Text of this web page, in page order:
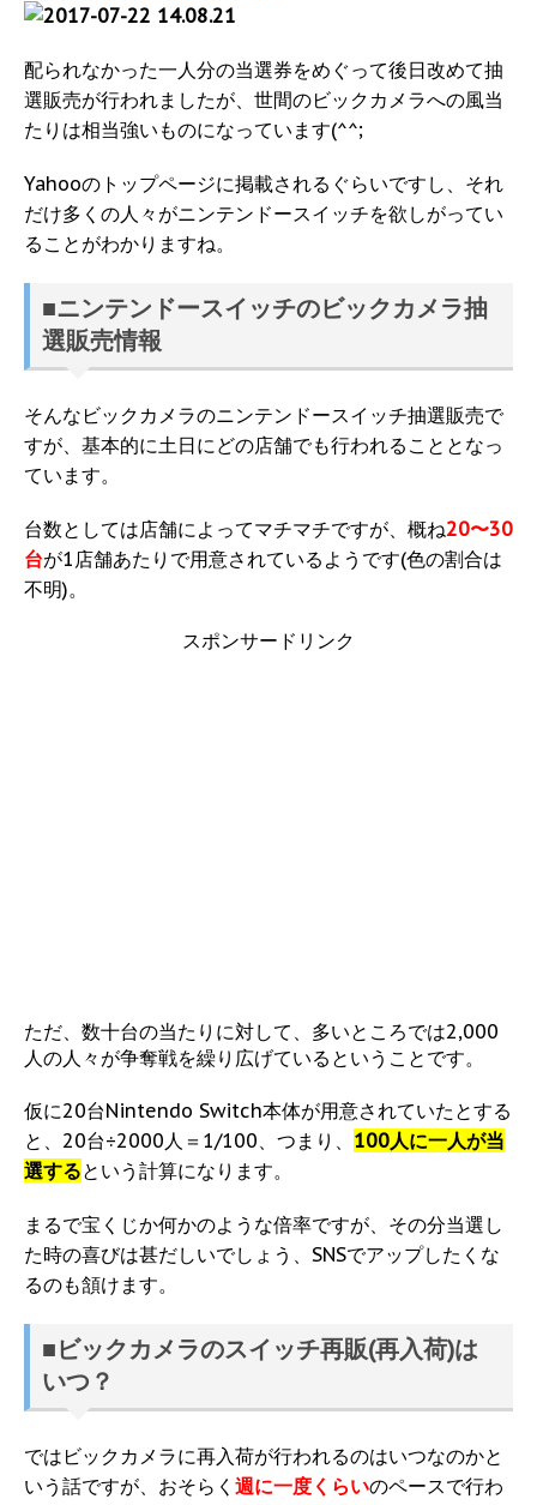
配られなかった一人分の当選券をめぐって後日改めて抽
選販売が行われましたが、世間のビックカメラへの風当
たりは相当強いものになっています(^^;
Yahooのトップページに掲載されるぐらいですし、それ
だけ多くの人々がニンテンドースイッチを欲しがってい
ることがわかりますね。
■ニンテンドースイッチのビックカメラ抽
選販売情報
そんなビックカメラのニンテンドースイッチ抽選販売で
すが、基本的に土日にどの店舗でも行われることとなっ
ています。
台数としては店舗によってマチマチですが、概ね20〜30
台が1店舗あたりで用意されているようです(色の割合は
不明)。
スポンサードリンク
ただ、数十台の当たりに対して、多いところでは2,000
人の人々が争奪戦を繰り広げているということです。
仮に20台Nintendo Switch本体が用意されていたとする
と、20台÷2000人＝1/100、つまり、 100人に一人が当
選するという計算になります。
まるで宝くじか何かのような倍率ですが、その分当選し
た時の喜びは甚だしいでしょう、SNSでアップしたくな
るのも頷けます。
■ビックカメラのスイッチ再販(再入荷)は
いつ？
ではビックカメラに再入荷が行われるのはいつなのかと
いう話ですが、おそらく 週に一度くらいのペースで行わ